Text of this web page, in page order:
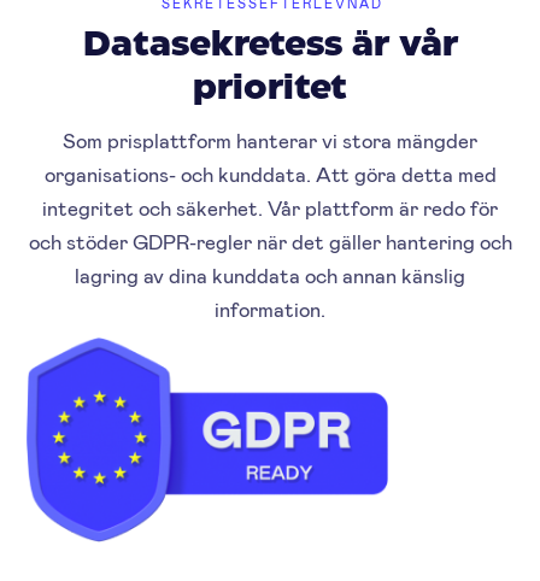
Datasekretess är vår
prioritet
Som prisplattform hanterar vi stora mängder
organisations- och kunddata. Att göra detta med
integritet och säkerhet. Vår plattform är redo för
och stöder GDPR-regler när det gäller hantering och
lagring av dina kunddata och annan känslig
information.